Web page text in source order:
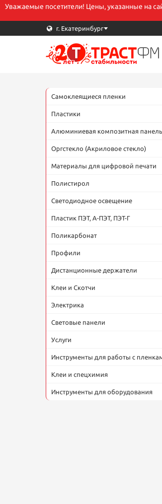
Уважаемые посетители! Цены, указанные на
г. Екатеринбург
Самоклеящиеся пленки
Пластики
Алюминиевая композитная панель
Оргстекло (Акриловое стекло)
Материалы для цифровой печати
Полистирол
Светодиодное освещение
Пластик ПЭТ, А-ПЭТ, ПЭТ-Г
Поликарбонат
Профили
Дистанционные держатели
Клеи и Скотчи
Электрика
Световые панели
Услуги
Инструменты для работы с
Клеи и спецхимия
Инструменты для оборудования